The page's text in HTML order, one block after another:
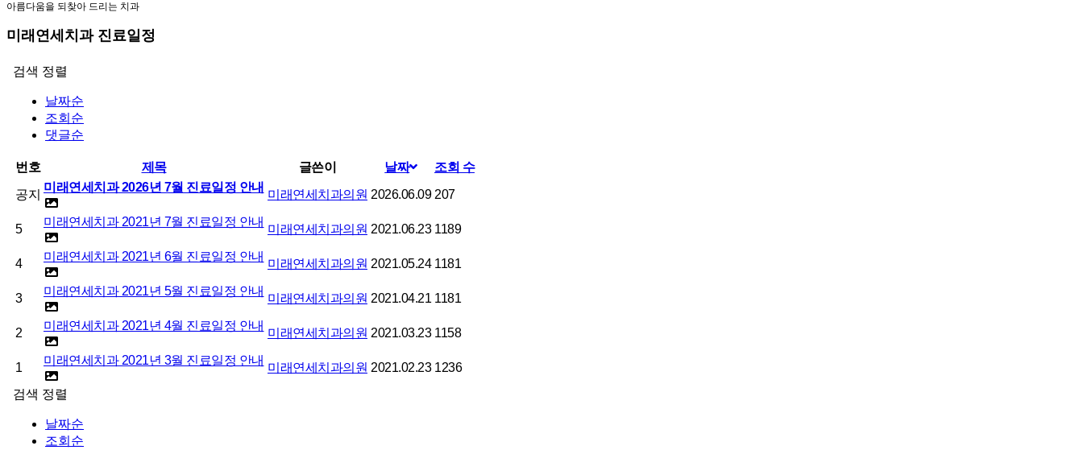
아름다움을 되찾아 드리는 치과
미래연세치과 진료일정
검색 정렬
날짜순
조회순
댓글순
번호 제목 글쓴이 날짜
조회 수
공지
미래연세치과 2026년 7월 진료일정 안내
미래연세치과의원 2026.06.09 207
5
미래연세치과 2021년 7월 진료일정 안내
미래연세치과의원 2021.06.23 1189
4
미래연세치과 2021년 6월 진료일정 안내
미래연세치과의원 2021.05.24 1181
3
미래연세치과 2021년 5월 진료일정 안내
미래연세치과의원 2021.04.21 1181
2
미래연세치과 2021년 4월 진료일정 안내
미래연세치과의원 2021.03.23 1158
1
미래연세치과 2021년 3월 진료일정 안내
미래연세치과의원 2021.02.23 1236
검색 정렬
날짜순
조회순